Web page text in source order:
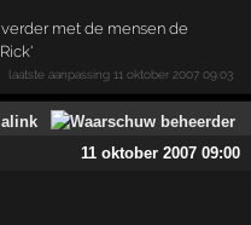
met de mensen de
laatste aanpassing11 oktober 2007 09:03
11 oktober 2007 09:00